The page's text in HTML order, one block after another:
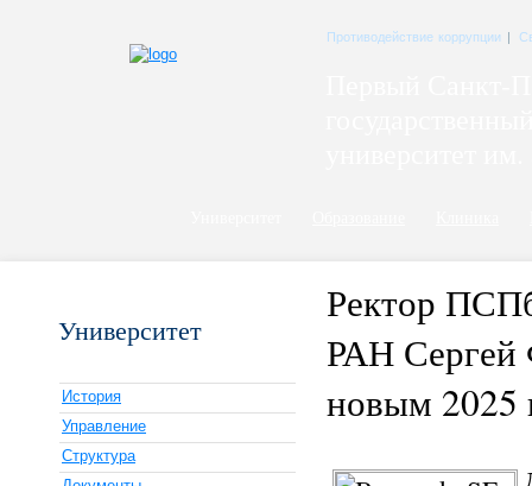
Противодействие коррупции |
Ректор
РАН Сергей
новым 2025
Университет
История
Управление
Структура